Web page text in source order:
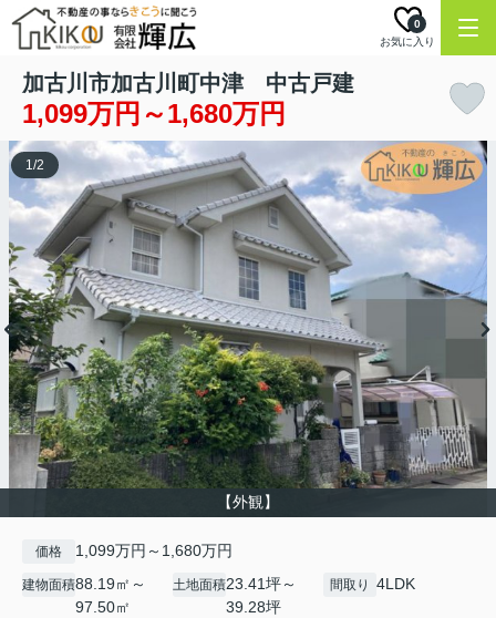
お気に入り
0
加古川市加古川町中津 中古戸建
1,099万円～1,680万円
【外観】
1/2
価格 1,099万円～1,680万円
建物面積88.19㎡～
97.50㎡
土地面積23.41坪～
39.28坪
間取り 4LDK